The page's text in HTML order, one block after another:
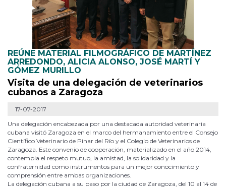
REÚNE MATERIAL FILMOGRÁFICO DE MARTÍNEZ
ARREDONDO, ALICIA ALONSO, JOSÉ MARTÍ Y
GÓMEZ MURILLO
Visita de una delegación de veterinarios
cubanos a Zaragoza
17-07-2017
Una delegación encabezada por una destacada autoridad veterinaria
cubana visitó Zaragoza en el marco del hermanamiento entre el Consejo
Científico Veterinario de Pinar del Río y el Colegio de Veterinarios de
Zaragoza. Este convenio de cooperación, materializado en el año 2014,
contempla el respeto mutuo, la amistad, la solidaridad y la
confraternidad como instrumentos para un mejor conocimiento y
comprensión entre ambas organizaciones.
La delegación cubana a su paso por la ciudad de Zaragoza, del 10 al 14 de